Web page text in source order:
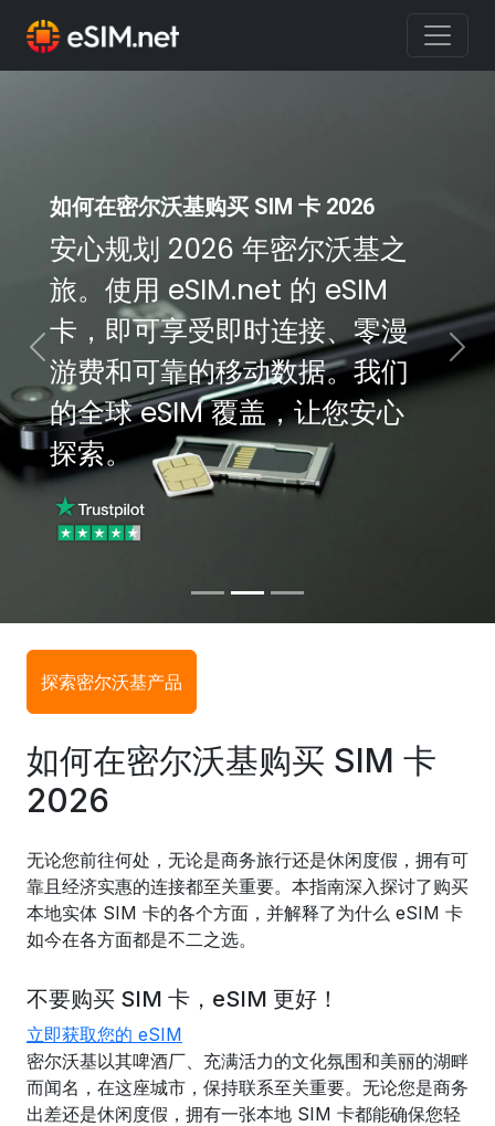
如何在密尔沃基购买 SIM 卡 2026
安心规划 2026 年密尔沃基之
旅。使用 eSIM.net 的 eSIM
卡，即可享受即时连接、零漫
游费和可靠的移动数据。我们
的全球 eSIM 覆盖，让您安心
探索。
Previous Next
探索密尔沃基产品
如何在密尔沃基购买 SIM 卡
2026
无论您前往何处，无论是商务旅行还是休闲度假，拥有可
靠且经济实惠的连接都至关重要。本指南深入探讨了购买
本地实体 SIM 卡的各个方面，并解释了为什么 eSIM 卡
如今在各方面都是不二之选。
不要购买 SIM 卡，eSIM 更好！
立即获取您的 eSIM
密尔沃基以其啤酒厂、充满活力的文化氛围和美丽的湖畔
而闻名，在这座城市，保持联系至关重要。无论您是商务
出差还是休闲度假，拥有一张本地 SIM 卡都能确保您轻